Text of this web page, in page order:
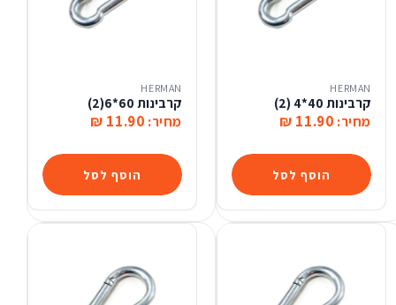
הוסף לסל
HERMAN
קרבינות 40*4 (2)
מחיר: 11.90 ₪
הוסף לסל
HERMAN
קרבינות 60*6(2)
מחיר: 11.90 ₪